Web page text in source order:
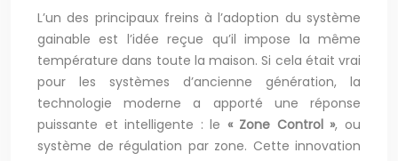
L’un des principaux freins à l’adoption du système
gainable est l’idée reçue qu’il impose la même
température dans toute la maison. Si cela était vrai
pour les systèmes d’ancienne génération, la
technologie moderne a apporté une réponse
puissante et intelligente : le « Zone Control », ou
système de régulation par zone. Cette innovation